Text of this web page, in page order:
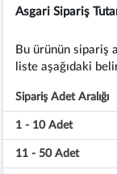
Asgari Sipariş
Bu ürünün sipariş
liste aşağıdaki
Sipariş Adet Aralığı
1 - 10 Adet
11 - 50 Adet